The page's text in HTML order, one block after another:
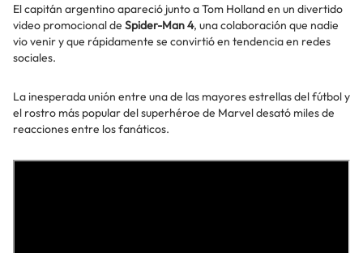
El capitán argentino apareció junto a Tom Holland en un divertido
video promocional de Spider-Man 4, una colaboración que nadie
vio venir y que rápidamente se convirtió en tendencia en redes
sociales.
La inesperada unión entre una de las mayores estrellas del fútbol y
el rostro más popular del superhéroe de Marvel desató miles de
reacciones entre los fanáticos.